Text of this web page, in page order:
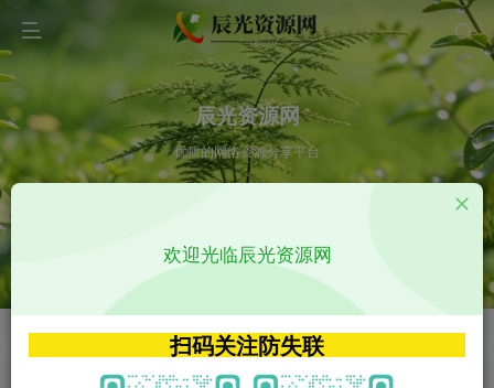
辰光资源网
优质的网络资源分享平台
VIP特权介绍 APP源码
VIP特权介绍
火
影视源码
欢迎光临辰光资源网
扫码关注防失联